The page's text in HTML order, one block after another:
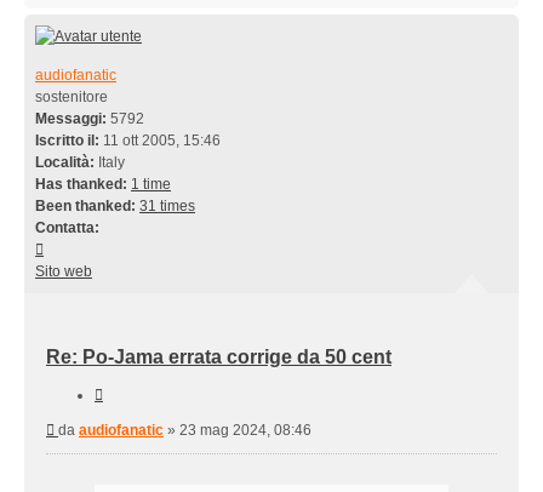
audiofanatic
sostenitore
Messaggi: 5792
Iscritto il: 11 ott 2005, 15:46
Località: Italy
Has thanked: 1 time
Been thanked: 31 times
Contatta:
audiofanatic
Sito web
Re: Po-Jama errata corrige da 50 cent
Messaggio
da audiofanatic » 23 mag 2024, 08:46